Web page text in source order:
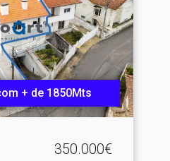
+ de 1850Mts
350.000€